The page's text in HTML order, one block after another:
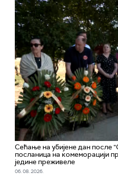
Сећање на убијене дан после
посланица на комеморацији
једине преживеле
06. 08. 2026.